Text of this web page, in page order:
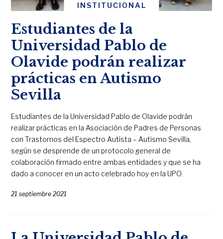
INSTITUCIONAL
Estudiantes de la
Universidad Pablo de
Olavide podrán realizar
prácticas en Autismo
Sevilla
Estudiantes de la Universidad Pablo de Olavide podrán
realizar prácticas en la Asociación de Padres de Personas
con Trastornos del Espectro Autista – Autismo Sevilla,
según se desprende de un protocolo general de
colaboración firmado entre ambas entidades y que se ha
dado a conocer en un acto celebrado hoy en la UPO.
21 septiembre 2021